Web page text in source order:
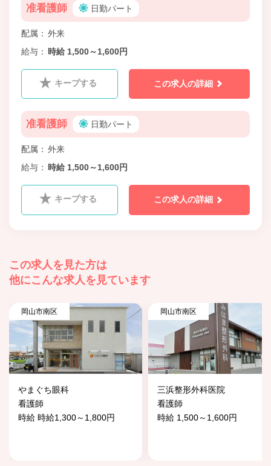
准看護師 日勤パート
配属
外来
給与
時給 1,500～1,600円
キープする この求人の詳細
准看護師 日勤パート
配属
外来
給与
時給 1,500～1,600円
キープする この求人の詳細
この求人を見た方は
他にこんな求人を見ています
岡山市南区
やまぐち眼科
看護師
時給 時給1,300～1,800円
岡山市南区
三浜整形外科医院
看護師
時給 1,500～1,600円